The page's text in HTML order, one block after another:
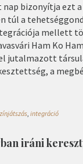
bizonyítja ezt
túl a
mellett
Ham Ko
jutalmazott
a
integráció
iráni